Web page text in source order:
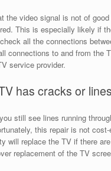
video signal is not of
This is especially likely if
all the connections
connections to and from the
service provider.
has cracks or lines
still see lines running
this repair is not
will replace the TV if there
replacement of the TV